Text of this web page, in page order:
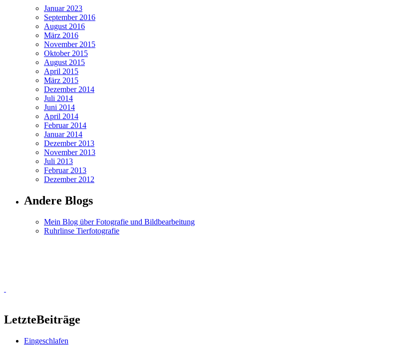
Januar 2023
September 2016
August 2016
März 2016
November 2015
Oktober 2015
August 2015
April 2015
März 2015
Dezember 2014
Juli 2014
Juni 2014
April 2014
Februar 2014
Januar 2014
Dezember 2013
November 2013
Juli 2013
Februar 2013
Dezember 2012
Andere Blogs
Mein Blog über Fotografie und Bildbearbeitung
Ruhrlinse Tierfotografie
LetzteBeiträge
Eingeschlafen